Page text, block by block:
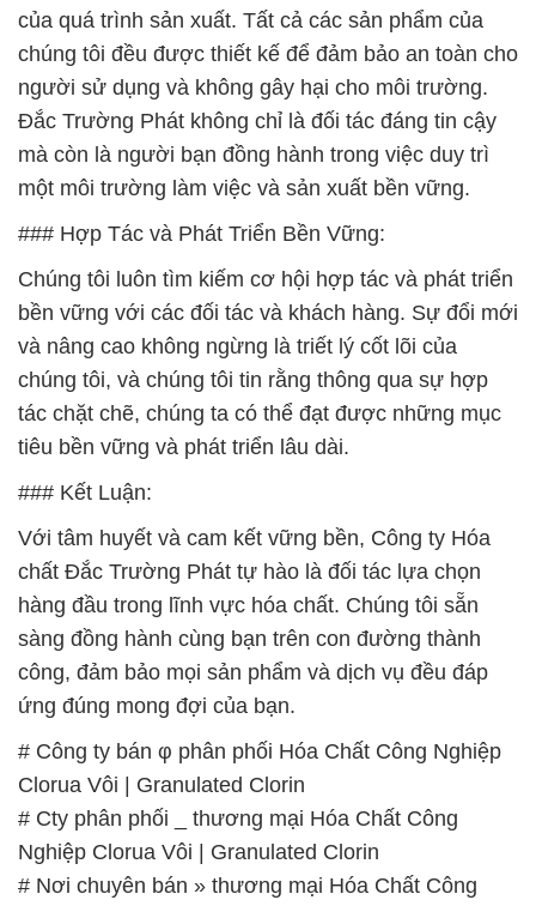
của quá trình sản xuất. Tất cả các sản phẩm của
chúng tôi đều được thiết kế để đảm bảo an toàn cho
người sử dụng và không gây hại cho môi trường.
Đắc Trường Phát không chỉ là đối tác đáng tin cậy
mà còn là người bạn đồng hành trong việc duy trì
một môi trường làm việc và sản xuất bền vững.
### Hợp Tác và Phát Triển Bền Vững:
Chúng tôi luôn tìm kiếm cơ hội hợp tác và phát triển
bền vững với các đối tác và khách hàng. Sự đổi mới
và nâng cao không ngừng là triết lý cốt lõi của
chúng tôi, và chúng tôi tin rằng thông qua sự hợp
tác chặt chẽ, chúng ta có thể đạt được những mục
tiêu bền vững và phát triển lâu dài.
### Kết Luận:
Với tâm huyết và cam kết vững bền, Công ty Hóa
chất Đắc Trường Phát tự hào là đối tác lựa chọn
hàng đầu trong lĩnh vực hóa chất. Chúng tôi sẵn
sàng đồng hành cùng bạn trên con đường thành
công, đảm bảo mọi sản phẩm và dịch vụ đều đáp
ứng đúng mong đợi của bạn.
# Công ty bán φ phân phối Hóa Chất Công Nghiệp
Clorua Vôi | Granulated Clorin
# Cty phân phối _ thương mại Hóa Chất Công
Nghiệp Clorua Vôi | Granulated Clorin
# Nơi chuyên bán » thương mại Hóa Chất Công